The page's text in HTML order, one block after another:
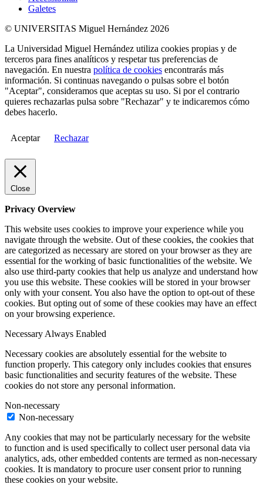
Galetes
© UNIVERSITAS Miguel Hernández 2026
La Universidad Miguel Hernández utiliza cookies propias y de
terceros para fines analíticos y respetar tus preferencias de
navegación. En nuestra política de cookies encontrarás más
información. Si continuas navegando o pulsas sobre el botón
"Aceptar", consideramos que aceptas su uso. Si por el contrario
quieres rechazarlas pulsa sobre "Rechazar" y te indicaremos cómo
debes hacerlo.
Aceptar Rechazar
Close
Privacy Overview
This website uses cookies to improve your experience while you
navigate through the website. Out of these cookies, the cookies that
are categorized as necessary are stored on your browser as they are
essential for the working of basic functionalities of the website. We
also use third-party cookies that help us analyze and understand how
you use this website. These cookies will be stored in your browser
only with your consent. You also have the option to opt-out of these
cookies. But opting out of some of these cookies may have an effect
on your browsing experience.
NecessaryAlways Enabled
Necessary cookies are absolutely essential for the website to
function properly. This category only includes cookies that ensures
basic functionalities and security features of the website. These
cookies do not store any personal information.
Non-necessary
Non-necessary
Any cookies that may not be particularly necessary for the website
to function and is used specifically to collect user personal data via
analytics, ads, other embedded contents are termed as non-necessary
cookies. It is mandatory to procure user consent prior to running
these cookies on your website.